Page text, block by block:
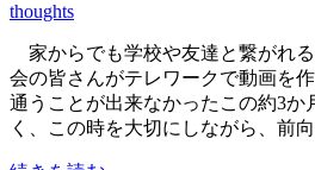
thoughts
家からでも学校や友達と繋がれ
会の皆さんがテレワークで動画を
通うことが出来なかったこの約3か
く、この時を大切にしながら、前